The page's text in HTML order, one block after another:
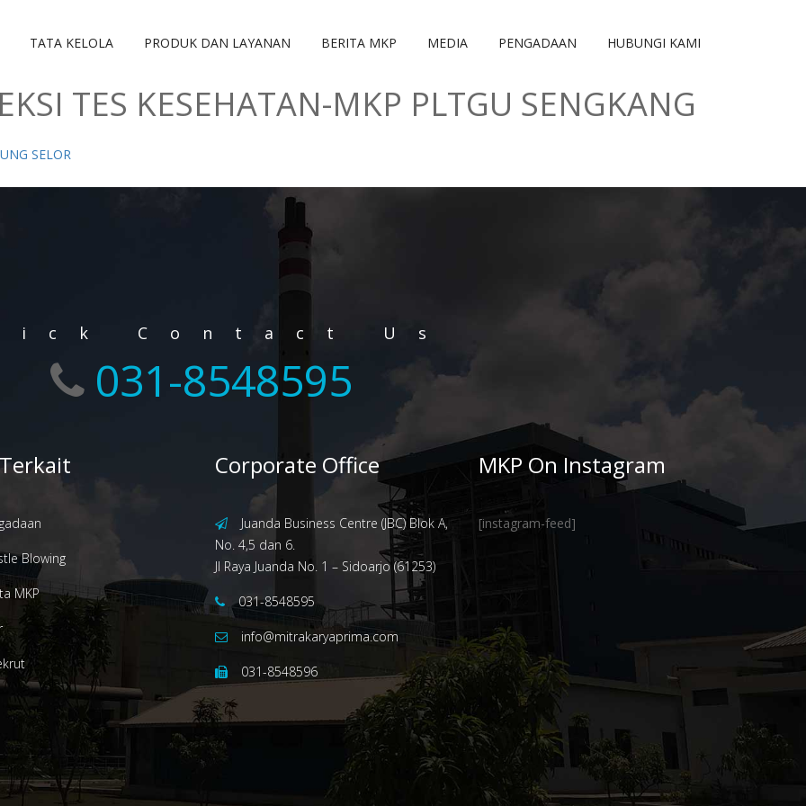
TATA KELOLA PRODUK DAN LAYANAN BERITA MKP MEDIA PENGADAAN HUBUNGI KAMI
TES KESEHATAN-MKP PLTGU SENGKANG
SELOR
Contact Us
031-8548595
Blowing
MKP
Corporate Office
Juanda Business Centre (JBC) Blok A,
No. 4,5 dan 6.
Jl Raya Juanda No. 1 – Sidoarjo (61253)
031-8548595
info@mitrakaryaprima.com
031-8548596
MKP On Instagram
[instagram-feed]